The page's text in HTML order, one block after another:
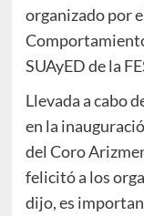
organizado por
SUAyED de la
Llevada a cabo
en la
del Coro
felicitó a los
dijo, es